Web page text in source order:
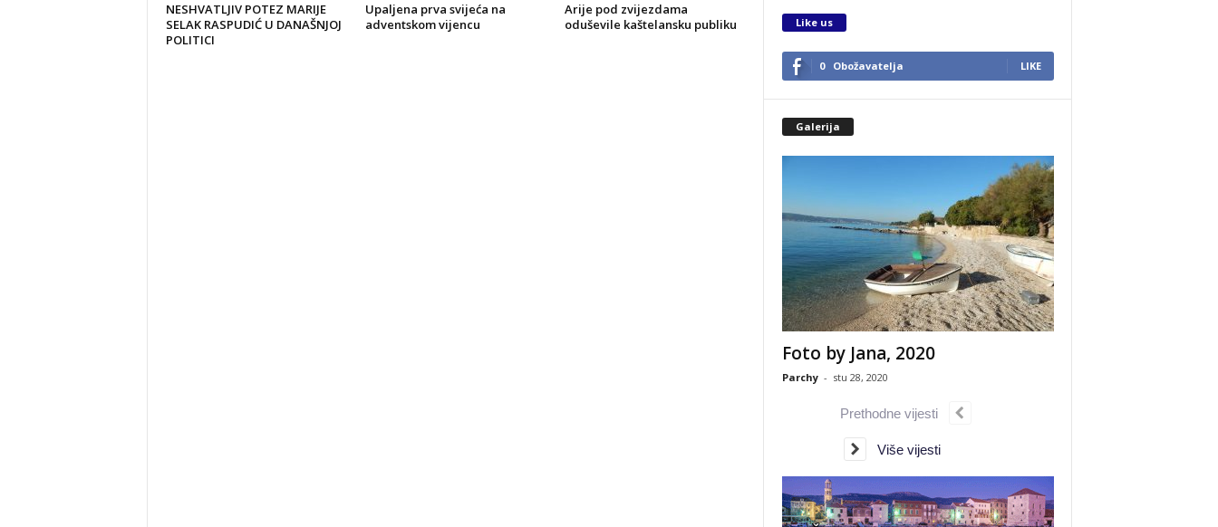
NESHVATLJIV POTEZ MARIJE
SELAK RASPUDIĆ U DANAŠNJOJ
POLITICI
Upaljena prva svijeća na
adventskom vijencu
Arije pod zvijezdama
oduševile kaštelansku publiku
Like us
0 Obožavatelja LIKE
Galerija
Foto by Jana, 2020
Parchy - stu 28, 2020
Prethodne vijesti
Više vijesti